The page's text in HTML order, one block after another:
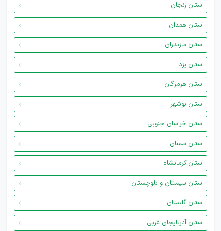
استان زنجان
استان همدان
استان مازندران
استان یزد
استان هرمزگان
استان بوشهر
استان خراسان جنوبی
استان سمنان
استان کرمانشاه
استان سیستان و بلوچستان
استان گلستان
استان آذربایجان غربی